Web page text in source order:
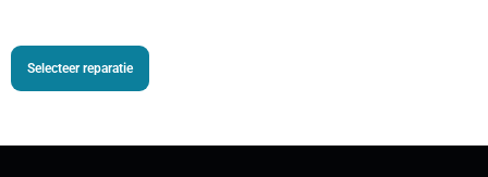
Selecteer reparatie